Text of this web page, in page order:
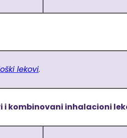
lekovi.
kombinovani inhalacioni